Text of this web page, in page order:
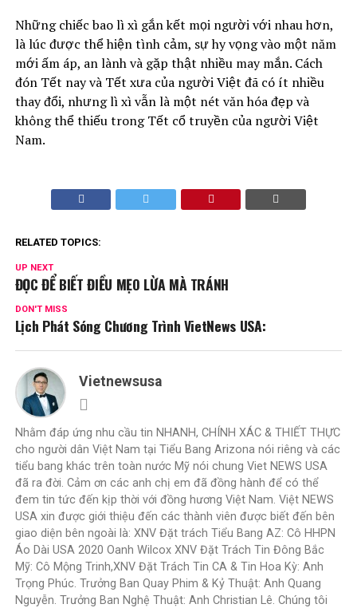
Những chiếc bao lì xì gắn kết mọi người với nhau hơn,
là lúc được thể hiện tình cảm, sự hy vọng vào một năm
mới ấm áp, an lành và gặp thật nhiều may mắn. Cách
đón Tết nay và Tết xưa của người Việt đã có ít nhiều
thay đổi, nhưng lì xì vẫn là một nét văn hóa đẹp và
không thể thiếu trong Tết cổ truyền của người Việt
Nam.
RELATED TOPICS:
UP NEXT
ĐỌC ĐỂ BIẾT ĐIỀU MẸO LỪA MÀ TRÁNH
DON'T MISS
Lịch Phát Sóng Chương Trình VietNews USA:
Vietnewsusa
Nhằm đáp ứng nhu cầu tin NHANH, CHÍNH XÁC & THIẾT THỰC
cho người dân Việt Nam tại Tiểu Bang Arizona nói riêng và các
tiểu bang khác trên toàn nước Mỹ nói chung Viet NEWS USA
đã ra đời. Cảm ơn các anh chị em đã đồng hành để có thể
đem tin tức đến kịp thời với đồng hương Việt Nam. Việt NEWS
USA xin được giới thiệu đến các thành viên được biết đến bên
giao diện bên ngoài là: XNV Đặt trách Tiểu Bang AZ: Cô HHPN
Áo Dài USA 2020 Oanh Wilcox XNV Đặt Trách Tin Đông Bắc
Mỹ: Cô Mộng Trinh,XNV Đặt Trách Tin CA & Tin Hoa Kỳ: Anh
Trọng Phúc. Trưởng Ban Quay Phim & Kỷ Thuật: Anh Quang
Nguyễn. Trưởng Ban Nghệ Thuật: Anh Christian Lê. Chúng tôi